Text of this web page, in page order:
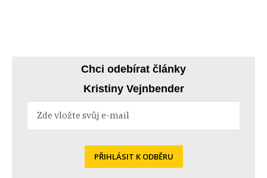
Chci odebírat články
Kristiny Vejnbender
PŘIHLÁSIT K ODBĚRU